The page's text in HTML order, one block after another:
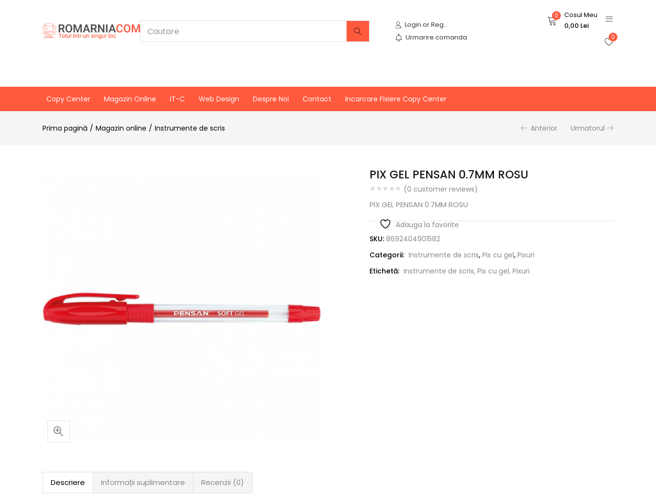
Login or Register
Urmarire comanda
0
Cosul Meu
0,00 Lei
0
Copy Center Magazin Online IT-C Web Design Despre Noi Contact Incarcare Fisiere Copy Center
Prima pagină Magazin online Instrumente de scris Anterior Urmatorul
PIX GEL PENSAN 0.7MM ROSU
(0 customer reviews)
PIX GEL PENSAN 0.7MM ROSU
Adauga la favorite
SKU: 8692404901582
Categorii: Instrumente de scris, Pix cu gel, Pixuri
Etichetă: Instrumente de scris, Pix cu gel, Pixuri
Descriere Informații suplimentare Recenzii (0)